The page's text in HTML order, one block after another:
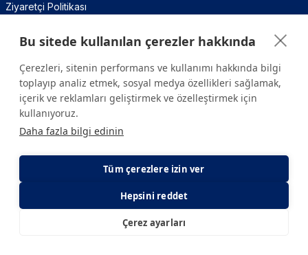
E-Randevu
Ziyaretçi Politikası
Medikal Teknolojiler
Sağlık Hesaplama Araçları
Metabolizma Yaşı Hesaplama
Bu sitede kullanılan çerezler hakkında
Çerezleri, sitenin performans ve kullanımı hakkında bilgi
toplayıp analiz etmek, sosyal medya özellikleri sağlamak,
içerik ve reklamları geliştirmek ve özelleştirmek için
kullanıyoruz.
Daha fazla bilgi edinin
Tüm çerezlere izin ver
Hepsini reddet
Çerez ayarları